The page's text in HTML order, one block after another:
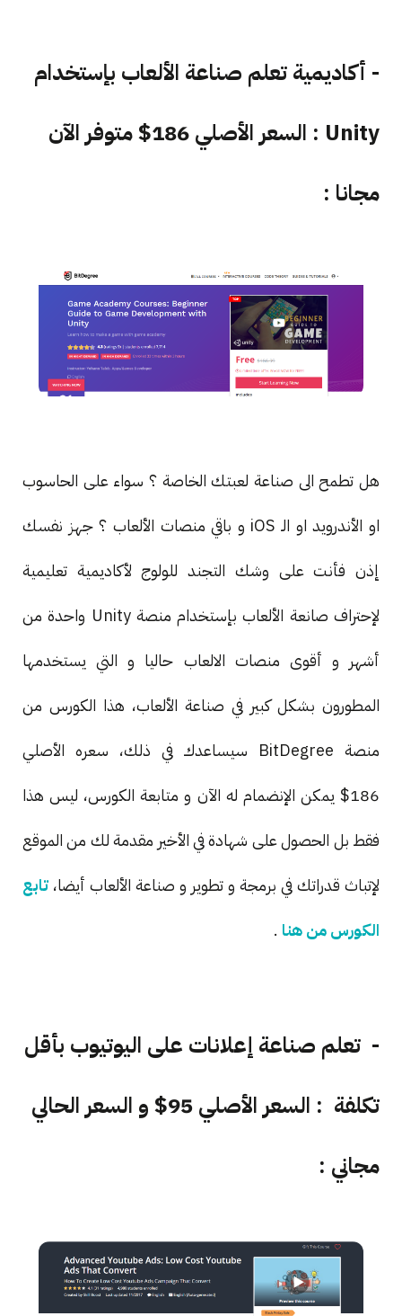
- أكاديمية تعلم صناعة الألعاب بإستخدام
Unity : السعر الأصلي 186$ متوفر الآن
مجانا :
هل تطمح الى صناعة لعبتك الخاصة ؟ سواء على الحاسوب
او الأندرويد او الـ iOS و باقي منصات الألعاب ؟ جهز نفسك
إذن فأنت على وشك التجند للولوج لأكاديمية تعليمية
لإحتراف صانعة الألعاب بإستخدام منصة Unity واحدة من
أشهر و أقوى منصات الالعاب حاليا و التي يستخدمها
المطورون بشكل كبير في صناعة الألعاب، هذا الكورس من
منصة BitDegree سيساعدك في ذلك، سعره الأصلي
186$ يمكن الإنضمام له الآن و متابعة الكورس، ليس هذا
فقط بل الحصول على شهادة في الأخير مقدمة لك من الموقع
لإتباث قدراتك في برمجة و تطوير و صناعة الألعاب أيضا،تابع
الكورس من هنا .
- تعلم صناعة إعلانات على اليوتيوب بأقل
تكلفة : السعر الأصلي 95$ و السعر الحالي
مجاني :